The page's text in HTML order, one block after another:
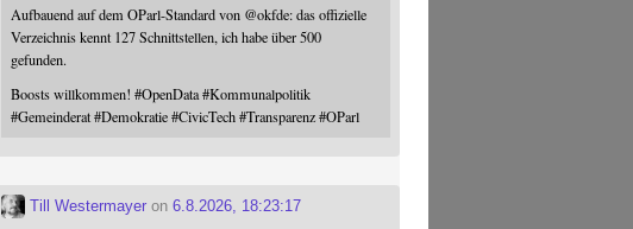
Aufbauend auf dem OParl-Standard von @okfde: das offizielle
Verzeichnis kennt 127 Schnittstellen, ich habe über 500
gefunden.
Boosts willkommen!#OpenData #Kommunalpolitik
#Gemeinderat #Demokratie #CivicTech #Transparenz #OParl
Till Westermayer on6.8.2026, 18:23:17